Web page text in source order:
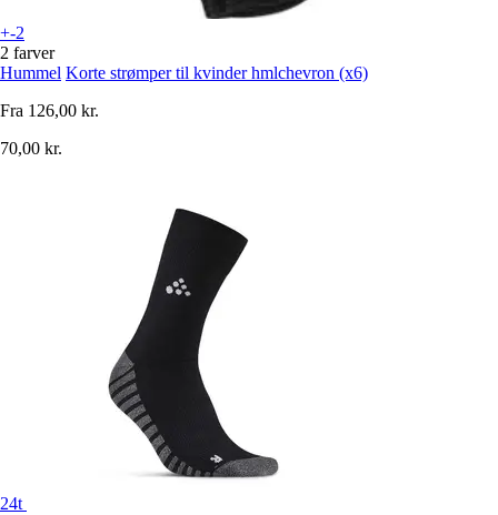
+-2
2 farver
Hummel Korte strømper til kvinder hmlchevron (x6)
Fra 126,00 kr.
70,00 kr.
24t